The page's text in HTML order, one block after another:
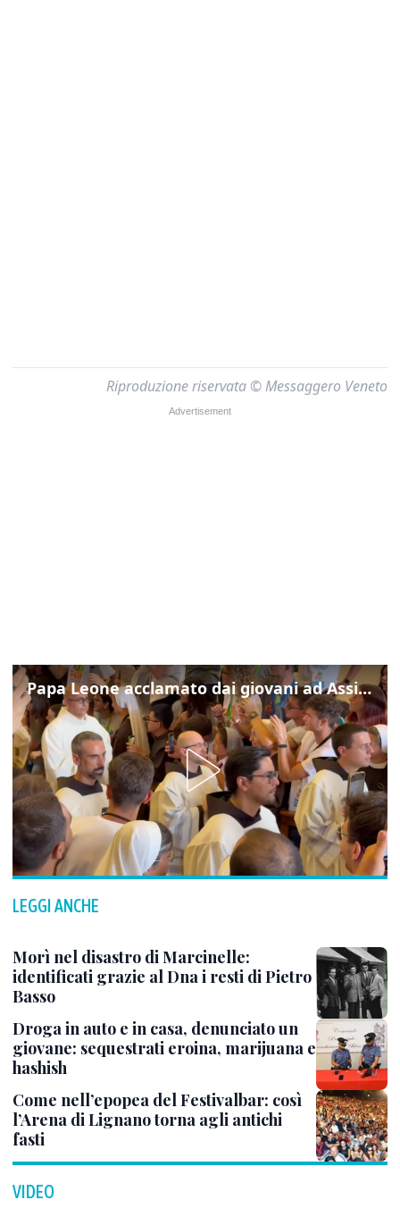
Riproduzione riservata © Messaggero Veneto
Papa Leone acclamato dai giovani ad Assisi: cori e applausi
LEGGI ANCHE
Morì nel disastro di Marcinelle:
identificati grazie al Dna i resti di Pietro
Basso
Droga in auto e in casa, denunciato un
giovane: sequestrati eroina, marijuana e
hashish
Come nell’epopea del Festivalbar: così
l’Arena di Lignano torna agli antichi
fasti
VIDEO